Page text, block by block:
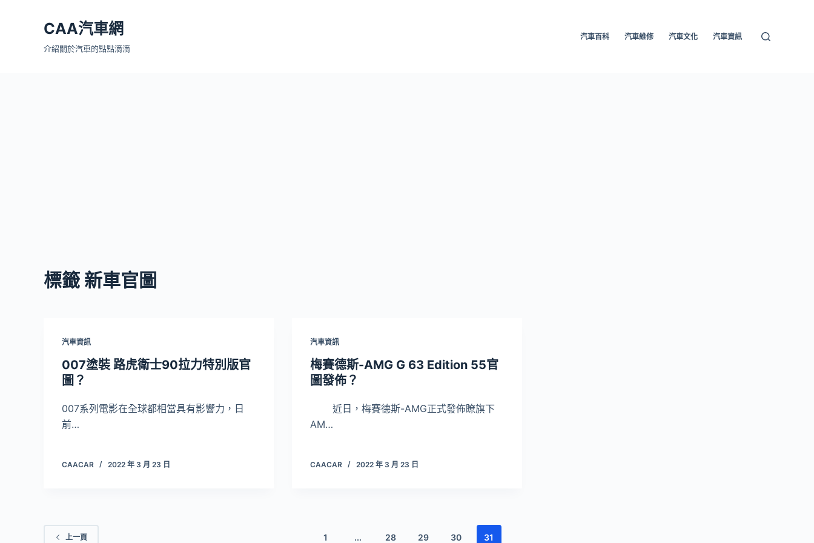
CAA汽車網
介紹關於汽車的點點滴滴
汽車百科 汽車維修 汽車文化 汽車資訊
標籤 新車官圖
汽車資訊
007塗裝 路虎衛士90拉力特別版官
圖？
007系列電影在全球都相當具有影響力，日
前…
CAACAR 2022 年 3 月 23 日
汽車資訊
梅賽德斯-AMG G 63 Edition 55官
圖發佈？
近日，梅賽德斯-AMG正式發佈瞭旗下
AM…
CAACAR 2022 年 3 月 23 日
上一頁 1 ... 28 29 30 31